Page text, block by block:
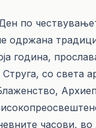
по
одржана
година,
Струга, со света
часови, во